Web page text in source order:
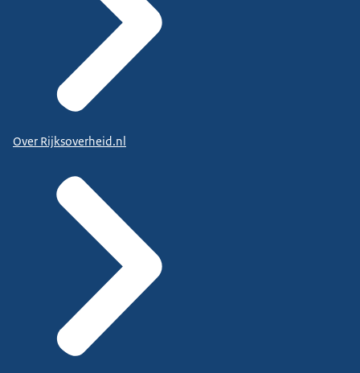
Over Rijksoverheid.nl